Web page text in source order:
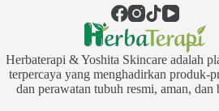
Herbaterapi & Yoshita Skincare adalah
terpercaya yang menghadirkan produk-
dan perawatan tubuh resmi, aman, dan